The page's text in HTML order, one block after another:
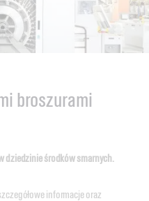
broszurami
dziedzinie środków smarnych.
informacje oraz